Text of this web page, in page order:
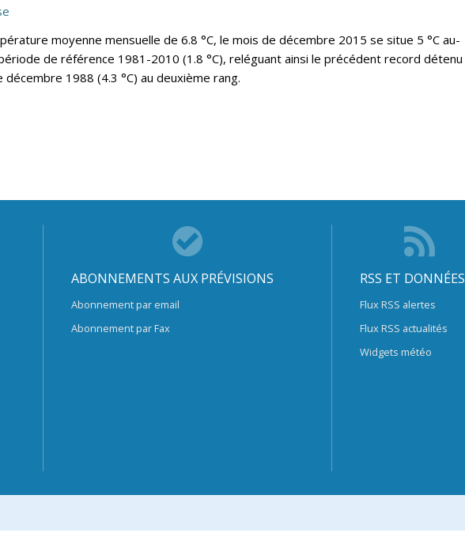
moyenne mensuelle de 6.8 °C, le mois de décembre 2015 se situe 5 °C au-
de référence 1981-2010 (1.8 °C), reléguant ainsi le précédent record détenu
décembre 1988 (4.3 °C) au deuxième rang.
ABONNEMENTS AUX PRÉVISIONS
Abonnement par email
Abonnement par Fax
RSS ET DONNÉES
Flux RSS alertes
Flux RSS actualités
Widgets météo